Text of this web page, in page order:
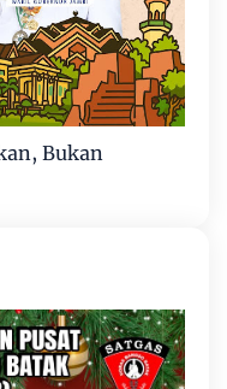
Bukan